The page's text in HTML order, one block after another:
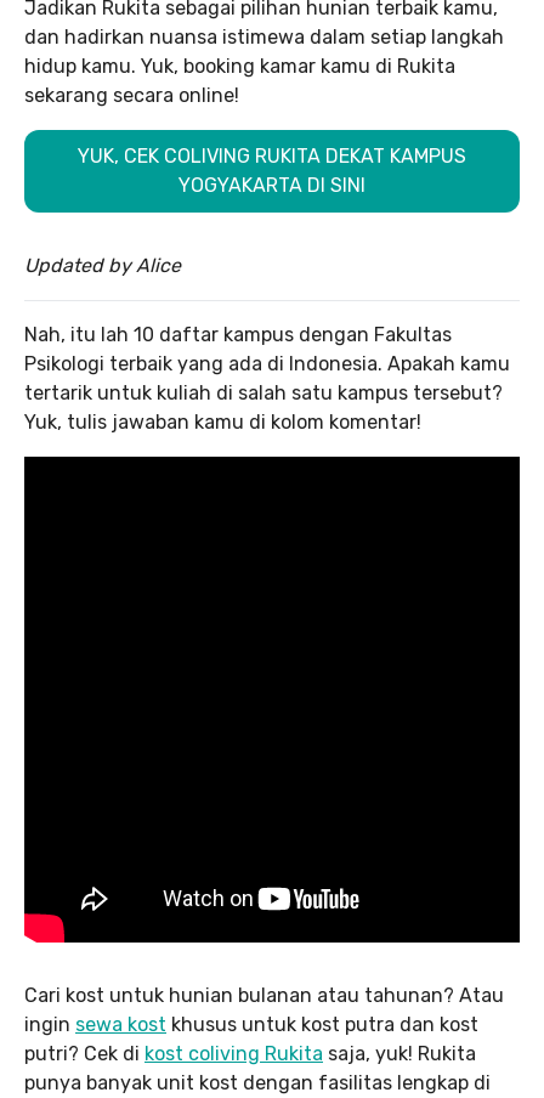
Jadikan Rukita sebagai pilihan hunian terbaik kamu,
dan hadirkan nuansa istimewa dalam setiap langkah
hidup kamu. Yuk, booking kamar kamu di Rukita
sekarang secara online!
YUK, CEK COLIVING RUKITA DEKAT KAMPUS
YOGYAKARTA DI SINI
Updated by Alice
Nah, itu lah 10 daftar kampus dengan Fakultas
Psikologi terbaik yang ada di Indonesia. Apakah kamu
tertarik untuk kuliah di salah satu kampus tersebut?
Yuk, tulis jawaban kamu di kolom komentar!
Cari kost untuk hunian bulanan atau tahunan? Atau
ingin sewa kost khusus untuk kost putra dan kost
putri? Cek di kost coliving Rukita saja, yuk! Rukita
punya banyak unit kost dengan fasilitas lengkap di